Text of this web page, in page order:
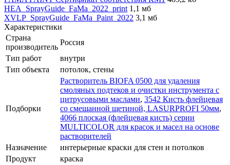
HEA_SprayGuide_FaMa_2022_print 1,1 мб
XVLP_SprayGuide_FaMa_Paint_2022 3,1 мб
Характеристики
Страна
производитель
Россия
Тип работ
внутри
Тип объекта
потолок, стены
Подборки
Растворитель BIOFA 0500 для удаления
смоляных подтеков и очистки инструмента с
цитрусовыми маслами, 3542 Кисть флейцевая
со смешанной щетиной, LASURPROFI 50мм,
4066 плоская (флейцевая кисть) серии
MULTICOLOR для красок и масел на основе
растворителей
Назначение
интерьерные краски для стен и потолков
Продукт
краска